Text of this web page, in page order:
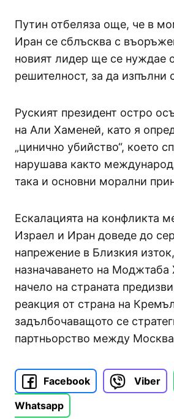
Путин отбеляза още, че в
Иран се сблъсква с
новият лидер ще се нуждае
решителност, за да изпълни
Руският президент остро
на Али Хаменей, като я
„цинично убийство“, което
нарушава както
така и основни морални
Ескалацията на конфликта
Израел и Иран доведе до
напрежение в Близкия
назначаването на Моджтаба
начело на страната
реакция от страна на
задълбочаващото се
партньорство между
Facebook
Viber
Whatsapp